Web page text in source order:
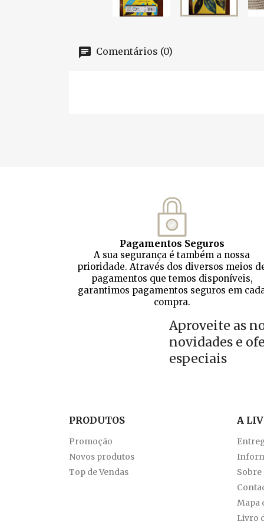
Comentários (0)
Pagamentos Seguros
A sua segurança é também a nossa
prioridade. Através dos diversos meios
pagamentos que temos disponíveis,
garantimos pagamentos seguros em
compra.
Aproveite as
novidades e
especiais
PRODUTOS
Promoção
Novos produtos
Top de Vendas
A
Sobre
Mapa
Livro